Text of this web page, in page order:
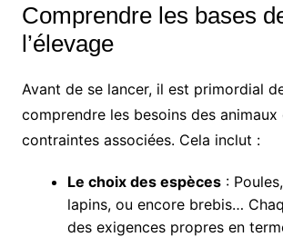
Comprendre les bases
l’élevage
Avant de se lancer, il est primordial
comprendre les besoins des animaux
contraintes associées. Cela inclut :
Le choix des espèces:
lapins, ou encore brebis…
des exigences propres en